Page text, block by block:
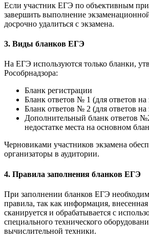
Если участник ЕГЭ по объективным
завершить выполнение
досрочно удалиться с экзамена.
3. Виды бланков ЕГЭ
На ЕГЭ используются только бланки,
Рособрнадзора:
Бланк регистрации
Бланк ответов № 1 (для ответов
Бланк ответов № 2 (для ответов на
Дополнительный бланк ответов
недостатке места на основном
Черновиками участников экзамена
организаторы в аудитории.
4. Правила заполнения бланков ЕГЭ
При заполнении бланков ЕГЭ
правила, так как информация,
сканируется и обрабатывается с
специального технического
вычислительной техники.